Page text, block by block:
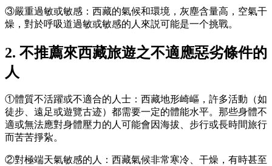
③嚴重過敏或敏感：西藏的氣候和環境，灰塵含量高，空氣干
燥，對於呼吸道過敏或敏感的人來説可能是一个挑戰。
2. 不推薦來西藏旅遊之不適應惡劣條件的
人
①體質不活躍或不適合的人士：西藏地形崎嶇，許多活動（如
徒步、遠足或遊覽古迹）都需要一定的體能水平。那些身體不
適或無法應對身體壓力的人可能會因海拔、步行或長時間旅行
而苦苦掙紥。
②對極端天氣敏感的人：西藏氣候非常寒冷、干燥，有時甚至